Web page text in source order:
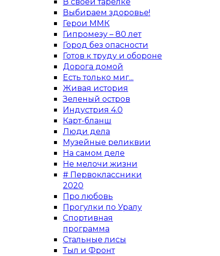
В своей тарелке
Выбираем здоровье!
Герои ММК
Гипромезу – 80 лет
Город без опасности
Готов к труду и обороне
Дорога домой
Есть только миг...
Живая история
Зеленый остров
Индустрия 4.0
Карт-бланш
Люди дела
Музейные реликвии
На самом деле
Не мелочи жизни
# Первоклассники
2020
Про любовь
Прогулки по Уралу
Спортивная
программа
Стальные лисы
Тыл и Фронт